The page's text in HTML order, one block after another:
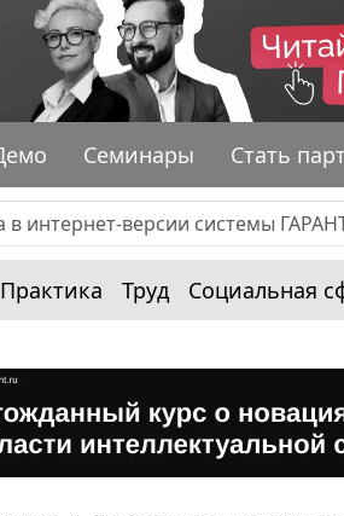
Семинары Стать
Практика Труд Социальная